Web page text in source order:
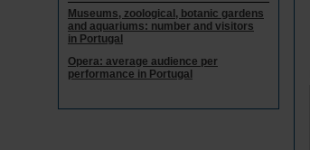
Museums, zoological, botanic gardens
and aquariums: number and visitors
in Portugal
Opera: average audience per
performance in Portugal